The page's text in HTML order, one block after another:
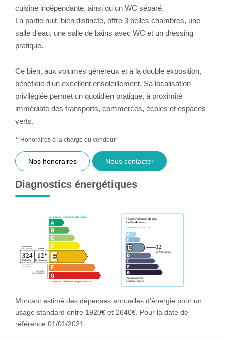
cuisine indépendante, ainsi qu'un WC séparé.
La partie nuit, bien distincte, offre 3 belles chambres, une
salle d'eau, une salle de bains avec WC et un dressing
pratique.
Ce bien, aux volumes généreux et à la double exposition,
bénéficie d'un excellent ensoleillement. Sa localisation
privilégiée permet un quotidien pratique, à proximité
immédiate des transports, commerces, écoles et espaces
verts.
**Honoraires à la charge du vendeur
Nos honoraires Nous contacter
Diagnostics énergétiques
Montant estimé des dépenses annuelles d'énergie pour un
usage standard entre 1920€ et 2640€. Pour la date de
référence 01/01/2021.